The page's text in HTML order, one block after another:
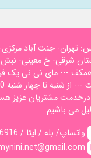
--- مای نی نی یک
13 درخدمت مشتریان عزیز
می باشیم.
02144438097 -- واتساپ/ بله / ایتا / 09197306916